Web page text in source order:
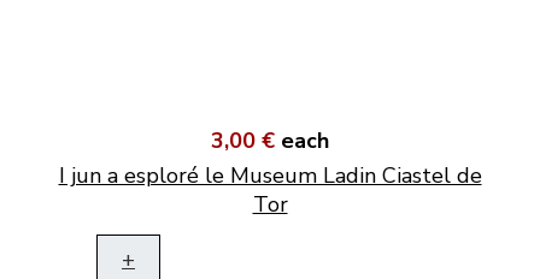
3,00 € each
I jun a esploré le Museum Ladin Ciastel de
Tor
+